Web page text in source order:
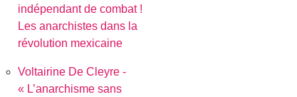
indépendant de combat !
Les anarchistes dans la
révolution mexicaine
Voltairine De Cleyre -
« L’anarchisme sans